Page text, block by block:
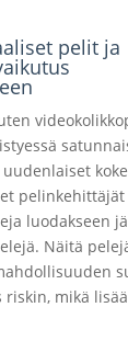
pelit ja
luodakseen
Näitä
mikä